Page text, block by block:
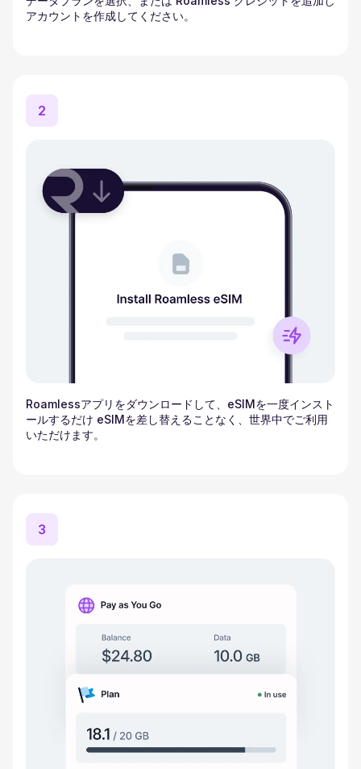
アカウントを作成してください。
2
Roamlessアプリをダウンロードして、eSIMを一度インスト
ールするだけ eSIMを差し替えることなく、世界中でご利用
いただけます。
3